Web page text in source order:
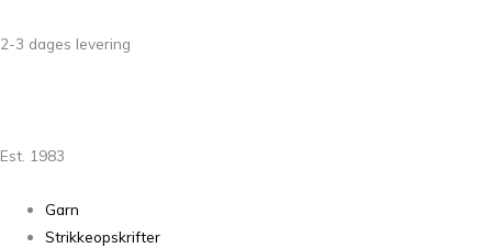
2-3 dages levering
Est. 1983
Garn
Strikkeopskrifter